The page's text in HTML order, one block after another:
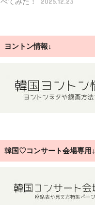
ヨントン情報↓
韓国♡コンサート会場専用↓